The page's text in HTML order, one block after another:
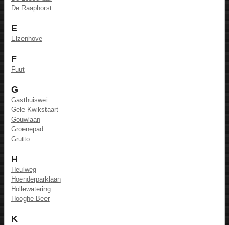
De Raaphorst
E
Elzenhove
F
Fuut
G
Gasthuiswei
Gele Kwikstaart
Gouwlaan
Groenepad
Grutto
H
Heulweg
Hoenderparklaan
Hollewatering
Hooghe Beer
K